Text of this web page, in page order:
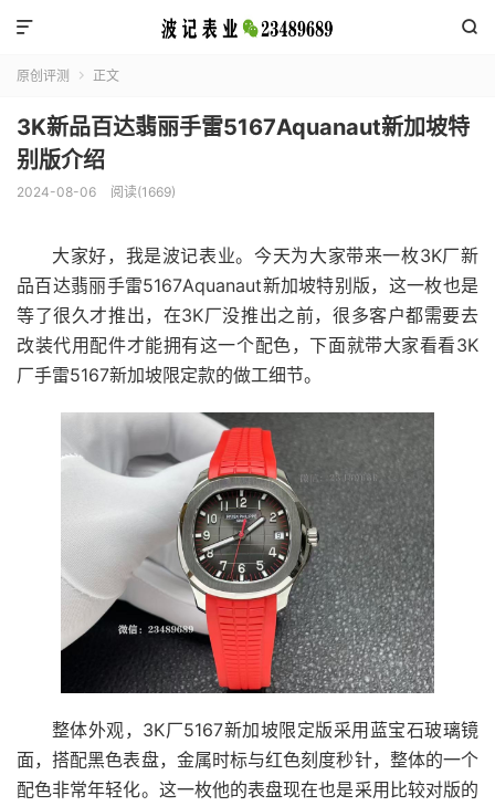


原创评测  正文
3K新品百达翡丽手雷5167Aquanaut新加坡特
别版介绍
2024-08-06 阅读(1669)
大家好，我是波记表业。今天为大家带来一枚3K厂新
品百达翡丽手雷5167Aquanaut新加坡特别版，这一枚也是
等了很久才推出，在3K厂没推出之前，很多客户都需要去
改装代用配件才能拥有这一个配色，下面就带大家看看3K
厂手雷5167新加坡限定款的做工细节。
整体外观，3K厂5167新加坡限定版采用蓝宝石玻璃镜
面，搭配黑色表盘，金属时标与红色刻度秒针，整体的一个
配色非常年轻化。这一枚他的表盘现在也是采用比较对版的